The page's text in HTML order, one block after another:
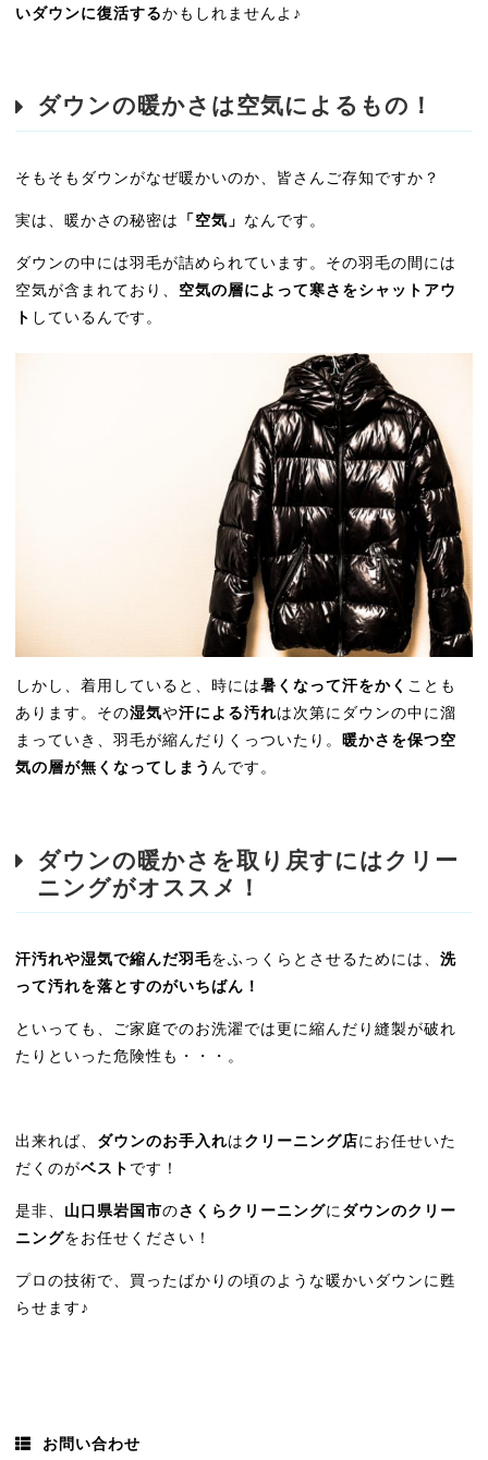
いダウンに復活するかもしれませんよ♪
ダウンの暖かさは空気によるもの！
そもそもダウンがなぜ暖かいのか、皆さんご存知ですか？
実は、暖かさの秘密は 「空気」 なんです。
ダウンの中には羽毛が詰められています。その羽毛の間には
空気が含まれており、 空気の層によって寒さをシャットアウ
ト しているんです。
しかし、着用していると、時には暑くなって汗をかく ことも
あります。その湿気や汗による汚れは次第にダウンの中に溜
まっていき、羽毛が縮んだりくっついたり。暖かさを保つ空
気の層が無くなってしまう んです。
ダウンの暖かさを取り戻すにはクリー
ニングがオススメ！
汗汚れや湿気で縮んだ羽毛をふっくらとさせるためには、洗
って汚れを落とすのがいちばん！
といっても、ご家庭でのお洗濯では更に縮んだり縫製が破れ
たりといった危険性も・・・。
出来れば、 ダウンのお手入れはクリーニング店にお任せいた
だくのがベスト です！
是非、 山口県岩国市のさくらクリーニングに ダウンのクリー
ニングをお任せください！
プロの技術で、買ったばかりの頃のような暖かいダウンに甦
らせます♪
お問い合わせ